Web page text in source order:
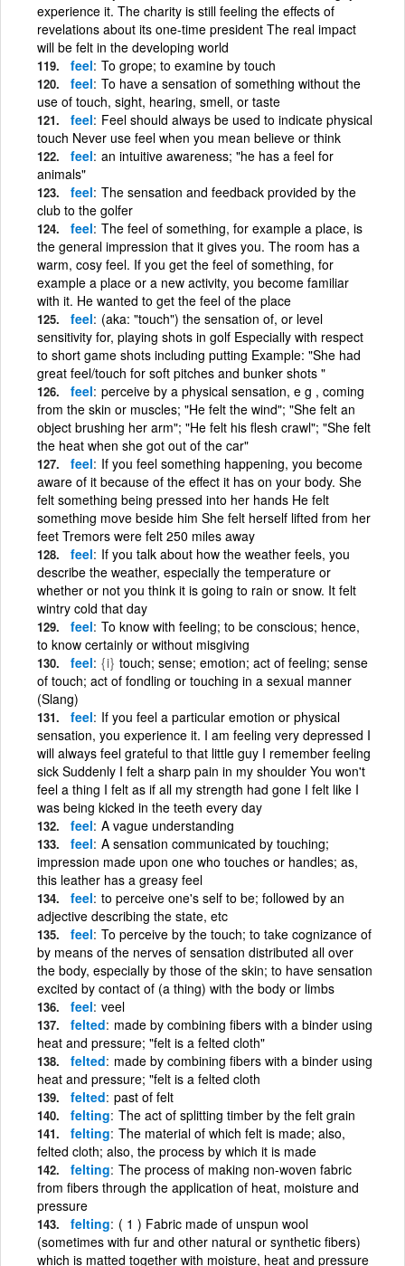
experience it. The charity is still feeling the effects of
revelations about its one-time president The real impact
will be felt in the developing world
feel To grope; to examine by touch
feel To have a sensation of something without the
use of touch, sight, hearing, smell, or taste
feel Feel should always be used to indicate physical
touch Never use feel when you mean believe or think
feel an intuitive awareness; "he has a feel for
animals"
feel The sensation and feedback provided by the
club to the golfer
feel The feel of something, for example a place, is
the general impression that it gives you. The room has a
warm, cosy feel. If you get the feel of something, for
example a place or a new activity, you become familiar
with it. He wanted to get the feel of the place
feel (aka: "touch") the sensation of, or level
sensitivity for, playing shots in golf Especially with respect
to short game shots including putting Example: "She had
great feel/touch for soft pitches and bunker shots "
feel perceive by a physical sensation, e g , coming
from the skin or muscles; "He felt the wind"; "She felt an
object brushing her arm"; "He felt his flesh crawl"; "She felt
the heat when she got out of the car"
feel If you feel something happening, you become
aware of it because of the effect it has on your body. She
felt something being pressed into her hands He felt
something move beside him She felt herself lifted from her
feet Tremors were felt 250 miles away
feel If you talk about how the weather feels, you
describe the weather, especially the temperature or
whether or not you think it is going to rain or snow. It felt
wintry cold that day
feel To know with feeling; to be conscious; hence,
to know certainly or without misgiving
feel {i} touch; sense; emotion; act of feeling; sense
of touch; act of fondling or touching in a sexual manner
(Slang)
feel If you feel a particular emotion or physical
sensation, you experience it. I am feeling very depressed I
will always feel grateful to that little guy I remember feeling
sick Suddenly I felt a sharp pain in my shoulder You won't
feel a thing I felt as if all my strength had gone I felt like I
was being kicked in the teeth every day
feel A vague understanding
feel A sensation communicated by touching;
impression made upon one who touches or handles; as,
this leather has a greasy feel
feel to perceive one's self to be; followed by an
adjective describing the state, etc
feel To perceive by the touch; to take cognizance of
by means of the nerves of sensation distributed all over
the body, especially by those of the skin; to have sensation
excited by contact of (a thing) with the body or limbs
feel veel
felted made by combining fibers with a binder using
heat and pressure; "felt is a felted cloth"
felted made by combining fibers with a binder using
heat and pressure; "felt is a felted cloth
felted past of felt
felting The act of splitting timber by the felt grain
felting The material of which felt is made; also,
felted cloth; also, the process by which it is made
felting The process of making non-woven fabric
from fibers through the application of heat, moisture and
pressure
felting ( 1 ) Fabric made of unspun wool
(sometimes with fur and other natural or synthetic fibers)
which is matted together with moisture, heat and pressure